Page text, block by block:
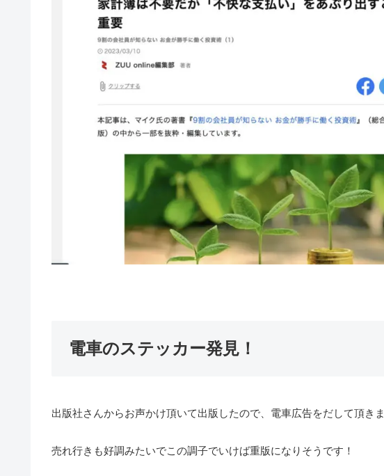
電車のステッカー発見！
出版社さんからお声かけ頂いて出版したので、電車広告をだして頂き
売れ行きも好調みたいでこの調子でいけば重版になりそうです！